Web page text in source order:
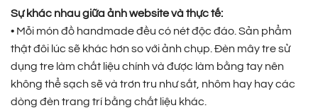
Sự khác nhau giữa ảnh website và thực tế:
• Mỗi món đồ handmade đều có nét độc đáo. Sản phẩm
thật đôi lúc sẽ khác hơn so với ảnh chụp. Đèn mây tre sử
dụng tre làm chất liệu chính và được làm bằng tay nên
không thể sạch sẽ và trơn tru như sắt, nhôm hay hay các
dòng đèn trang trí bằng chất liệu khác.